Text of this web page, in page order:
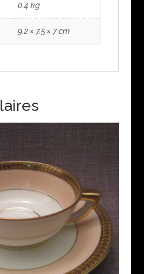
0.4 kg
9.2 × 7.5 × 7 cm